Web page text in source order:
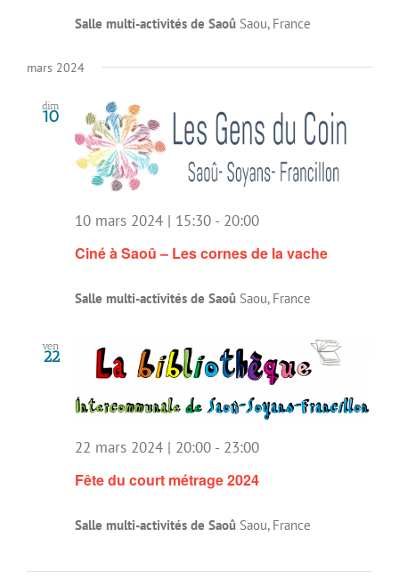
Salle multi-activités de Saoû Saou, France
mars 2024
dim
10
Ciné à Saoû – Les cornes de la vache
10 mars 2024 | 15:30 - 20:00
Salle multi-activités de Saoû Saou, France
ven
22
Fête du court métrage 2024
22 mars 2024 | 20:00 - 23:00
Salle multi-activités de Saoû Saou, France